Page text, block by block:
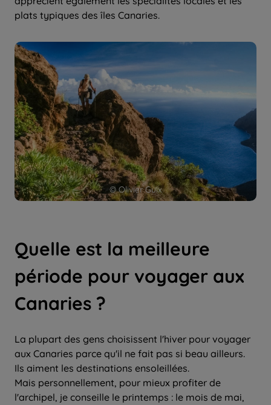
© Olivier Guix
plats typiques des îles Canaries.
Quelle est la meilleure
période pour voyager aux
Canaries ?
La plupart des gens choisissent l'hiver pour voyager
aux Canaries parce qu'il ne fait pas si beau ailleurs.
Ils aiment les destinations ensoleillées.
Mais personnellement, pour mieux profiter de
l'archipel, je conseille le printemps : le mois de mai,